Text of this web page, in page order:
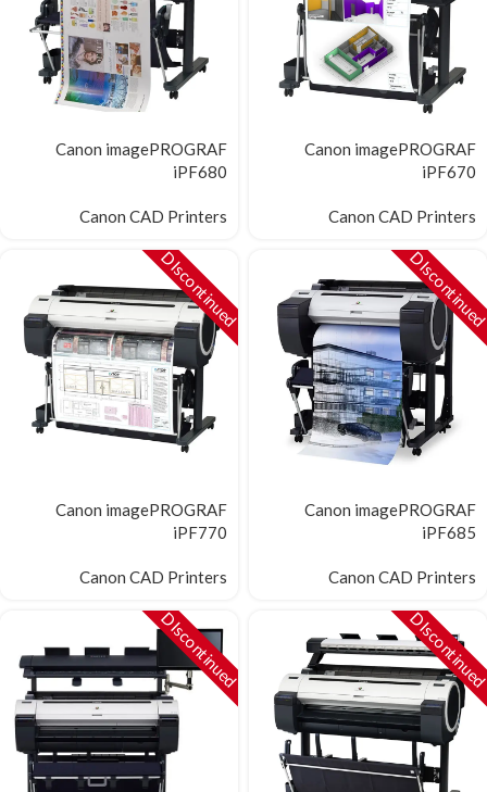
Canon imagePROGRAF
iPF670
Canon CAD Printers
Canon imagePROGRAF
iPF680
Canon CAD Printers
Canon imagePROGRAF
iPF685
Canon CAD Printers
Canon imagePROGRAF
iPF770
Canon CAD Printers
DIscontinued
DIscontinued